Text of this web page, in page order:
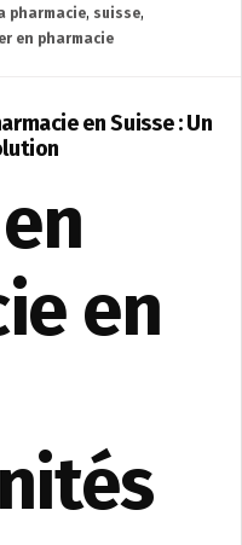
pharmacie, suisse,
en pharmacie
en Suisse : Un
en